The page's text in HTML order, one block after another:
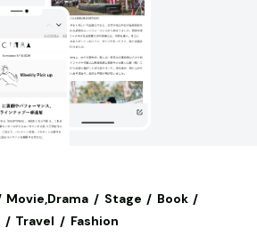
Movie,Drama Stage
Book
Travel Fashion